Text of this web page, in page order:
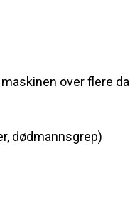
over flere
dødmannsgrep)